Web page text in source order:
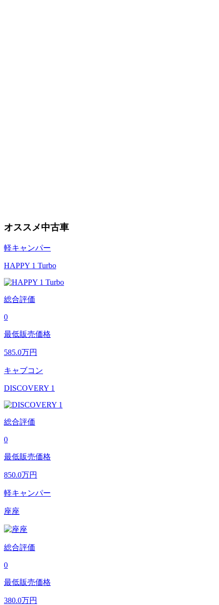
オススメ中古車
軽キャンパー
HAPPY 1 Turbo
総合評価
0
最低販売価格
585.0万円
キャブコン
DISCOVERY 1
総合評価
0
最低販売価格
850.0万円
軽キャンパー
座座
総合評価
0
最低販売価格
380.0万円